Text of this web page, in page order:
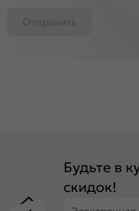
Отправить
Будьте в
скидок!